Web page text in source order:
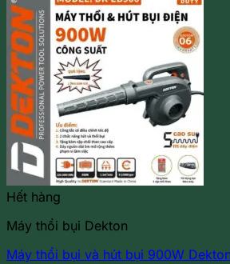
Hết hàng
Máy thổi bụi Dekton
Máy thổi bụi và hút bụi 900W